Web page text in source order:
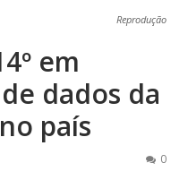
Reprodução
em
dados da
país
0